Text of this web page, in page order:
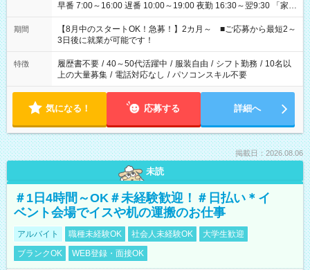
早番 7:00～16:00 遅番 10:00～19:00 夜勤 16:30～翌9:30 「家族
と休みを合わせたい」 「余裕を持って夕飯の準備がしたい」
「できれば残業はしたくない」 など、ご希望を教えてください
ね。 ※Wワーク希望の方へ 今ご覧のお仕事で希望する勤務時間
と、もう1つのお仕事の勤務時間。 合計で週40時間を超える場
合は応募できません。
期間
【8月中のスタートOK！急募！】2カ月～ ■ご応募から最短2～
3日後に就業が可能です！
特徴 履歴書不要 / 40～50代活躍中 / 服装自由 / シフト勤務 / 10名以
上の大量募集 / 電話対応なし / パソコンスキル不要
気になる！ 応募する 詳細へ
掲載日：2026.08.06
未読
＃1日4時間～OK＃未経験歓迎！＃日払い＊イ
ベント会場でイスや机の運搬のお仕事
アルバイト 職種未経験OK 社会人未経験OK
大学生歓迎
ブランクOK
WEB登録・面接OK